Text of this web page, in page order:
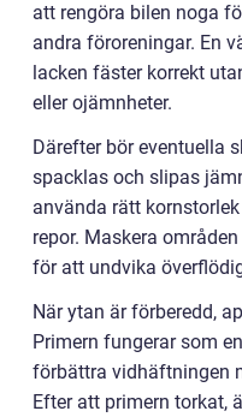
att rengöra bilen noga
andra föroreningar. En
lacken fäster korrekt
eller ojämnheter.
Därefter bör eventuella
spacklas och slipas
använda rätt
repor. Maskera
för att undvika
När ytan är förberedd,
Primern fungerar som
förbättra vidhäftningen
Efter att primern torkat,